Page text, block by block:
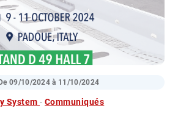
09/10/2024 à 11/10/2024
System-Communiqués